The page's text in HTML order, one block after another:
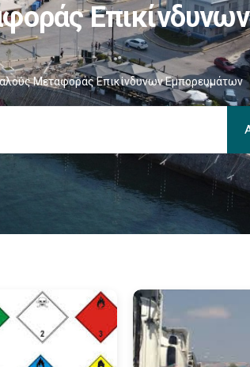
Επικίνδυνων
Μεταφοράς Επικίνδυνων Εμπορευμάτων